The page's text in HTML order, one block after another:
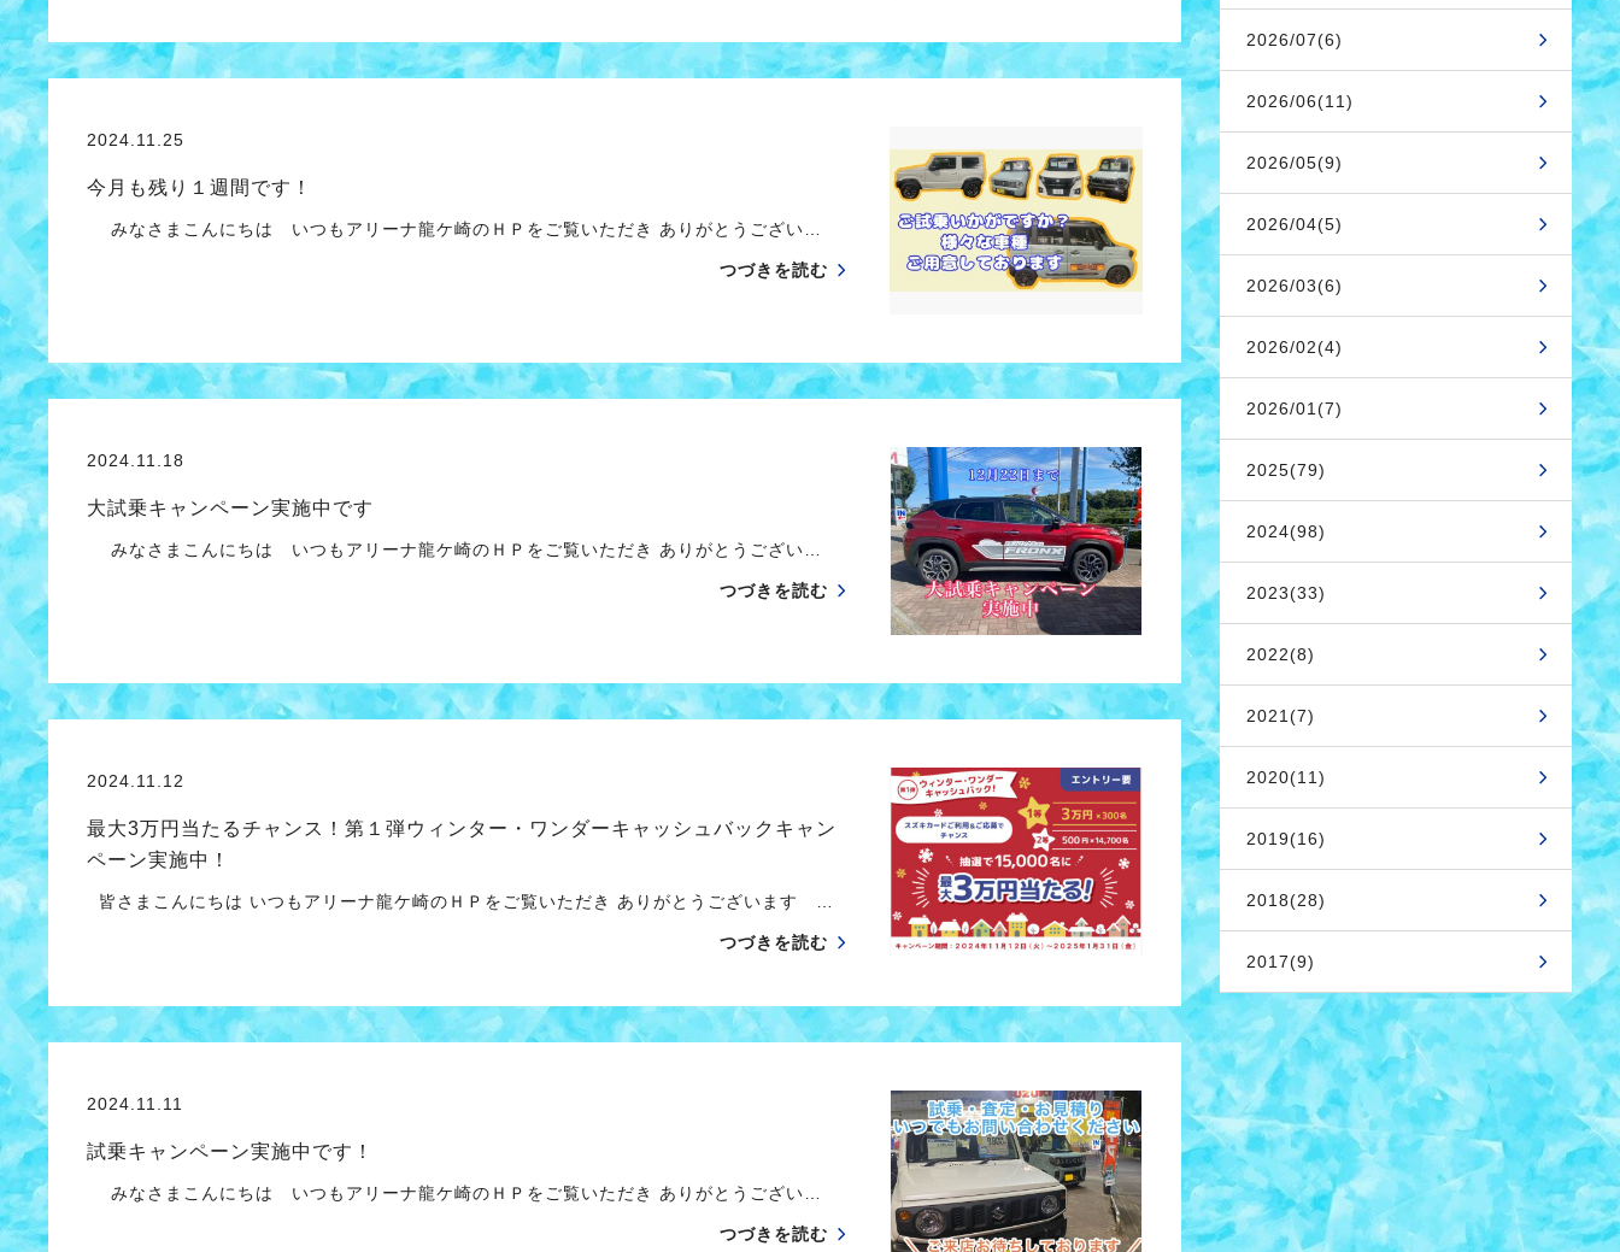
2024.11.25
今月も残り１週間です！
みなさまこんにちは いつもアリーナ龍ケ崎のＨＰをご覧いただき ありがとうござい…
つづきを読む
2024.11.18
大試乗キャンペーン実施中です
みなさまこんにちは いつもアリーナ龍ケ崎のＨＰをご覧いただき ありがとうござい…
つづきを読む
2024.11.12
最大3万円当たるチャンス！第１弾ウィンター・ワンダーキャッシュバックキャン
ペーン実施中！
皆さまこんにちは いつもアリーナ龍ケ崎のＨＰをご覧いただき ありがとうございます …
つづきを読む
2024.11.11
試乗キャンペーン実施中です！
みなさまこんにちは いつもアリーナ龍ケ崎のＨＰをご覧いただき ありがとうござい…
つづきを読む
2026/07(6)
2026/06(11)
2026/05(9)
2026/04(5)
2026/03(6)
2026/02(4)
2026/01(7)
2025(79)
2024(98)
2023(33)
2022(8)
2021(7)
2020(11)
2019(16)
2018(28)
2017(9)